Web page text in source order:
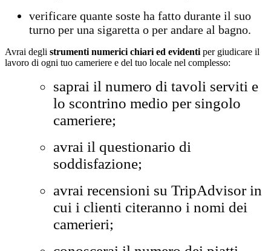
verificare quante soste ha fatto durante il suo
turno per una sigaretta o per andare al bagno.
Avrai degli strumenti numerici chiari ed evidenti per giudicare il
lavoro di ogni tuo cameriere e del tuo locale nel complesso:
saprai il numero di tavoli serviti e
lo scontrino medio per singolo
cameriere;
avrai il questionario di
soddisfazione;
avrai recensioni su TripAdvisor in
cui i clienti citeranno i nomi dei
camerieri;